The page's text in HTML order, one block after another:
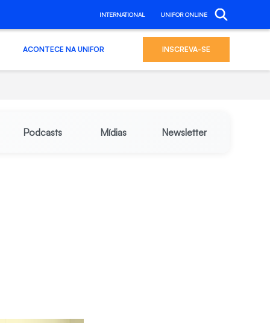
INTERNATIONAL UNIFOR ONLINE
ACONTECE NA UNIFOR INSCREVA-SE
Podcasts Mídias Newsletter